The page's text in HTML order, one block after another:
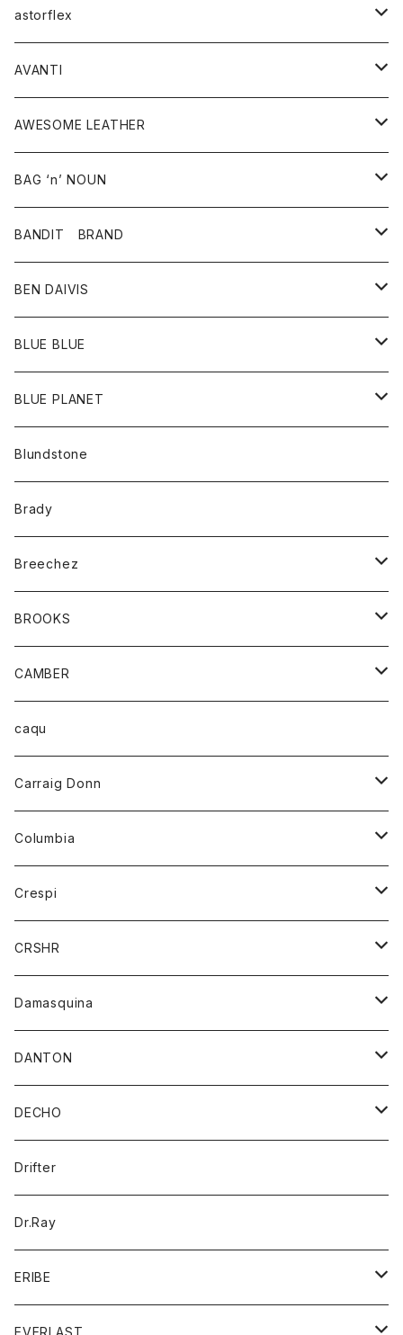
スカート
バッグ
シューズ
アクセサリー
その他雑貨
コート
ジャケット
トップス
ベスト
シャツ
ワンピース
ボトム
スカート
パンツ
グッズ
靴
アクセサリー
ウォレット
バッグ
astorflex
グッズ
靴
AVANTI
シャツ
AWESOME LEATHER
アウター
革ジャケット
BAG ‘n’ NOUN
アクセサリー
バッグ
ポーチ
BANDIT BRAND
トップス
Ｔシャツ
BEN DAIVIS
ポトム
パンツ
BLUE BLUE
アウター
カーディガン
コート
アクセサリー
バッグ
ベルト
キッズ
Tシャツ
グッズ
アンダーウェアー
カードホルダー
チーフ
バンダナ
トップス
カーディガン
トレーナー
パーカー
ボトム
オーバーオール
ショートパンツ
レディース
オーバーオール
カーディガン
Tシャツ
パーカー
BLUE PLANET
サングラス
Blundstone
Brady
Breechez
シャツ
BROOKS
グッズ
靴
CAMBER
トップス
ハーフスリーブTシャツ
caqu
Carraig Donn
ニット
Columbia
アウター
ジャケット
Crespi
ジャケット
ワンピース
ブラウス
CRSHR
キャップ
Damasquina
ウォレット
カードケース
バッグ
DANTON
アウター
コート
ジャケット
アクセサリー
バッグ
キッズ
シャツ
Tシャツ
グッズ
帽子
トップス
DECHO
帽子
Drifter
Dr.Ray
ERIBE
ニット
EVERLAST